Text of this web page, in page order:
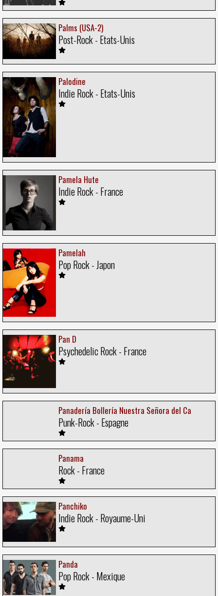
Palms (USA-2)
Post-Rock - Etats-Unis
Palodine
Indie Rock - Etats-Unis
Pamela Hute
Indie Rock - France
Pamelah
Pop Rock - Japon
Pan D
Psychedelic Rock - France
Panadería Bollería Nuestra Señora del Ca
Punk-Rock - Espagne
Panama
Rock - France
Panchiko
Indie Rock - Royaume-Uni
Panda
Pop Rock - Mexique